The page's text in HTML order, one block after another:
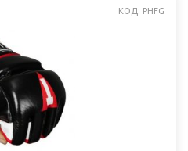
КОД: PHFG